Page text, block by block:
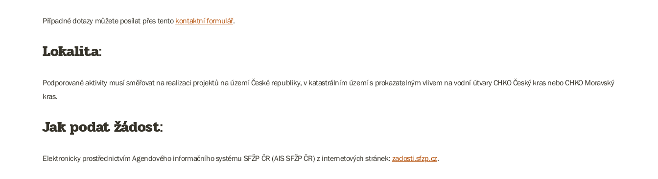
Případné dotazy můžete posílat přes tento kontaktní formulář.
Lokalita:
Podporované aktivity musí směřovat na realizaci projektů na území České republiky, v katastrálním území s prokazatelným vlivem na vodní útvary CHKO Český kras nebo CHKO Moravský
kras.
Jak podat žádost:
Elektronicky prostřednictvím Agendového informačního systému SFŽP ČR (AIS SFŽP ČR) z internetových stránek: zadosti.sfzp.cz.